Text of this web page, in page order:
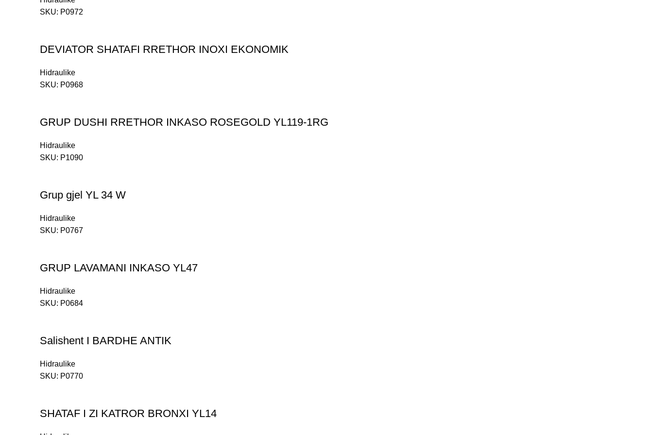
SKU: P0972
DEVIATOR SHATAFI RRETHOR INOXI EKONOMIK
Hidraulike
SKU: P0968
GRUP DUSHI RRETHOR INKASO ROSEGOLD YL119-1RG
Hidraulike
SKU: P1090
Grup gjel YL 34 W
Hidraulike
SKU: P0767
GRUP LAVAMANI INKASO YL47
Hidraulike
SKU: P0684
Salishent I BARDHE ANTIK
Hidraulike
SKU: P0770
SHATAF I ZI KATROR BRONXI YL14